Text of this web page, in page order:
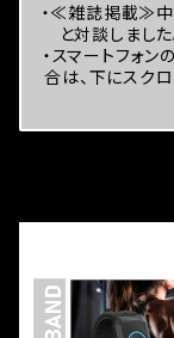
・≪雑誌掲載≫中
と対談しまし
・スマートフォ
合は、下にスク